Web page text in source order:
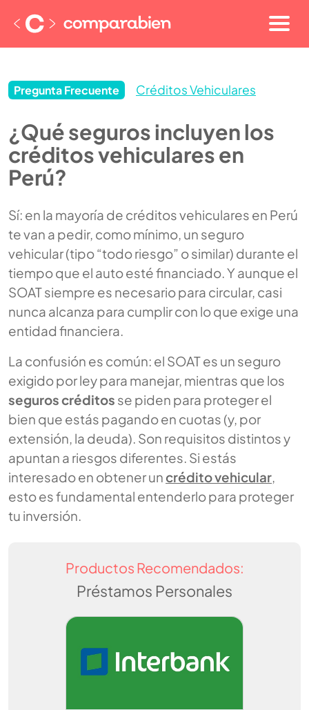
Pregunta Frecuente Créditos Vehiculares
¿Qué seguros incluyen los
créditos vehiculares en
Perú?
Sí: en la mayoría de créditos vehiculares en Perú
te van a pedir, como mínimo, un seguro
vehicular (tipo “todo riesgo” o similar) durante el
tiempo que el auto esté financiado. Y aunque el
SOAT siempre es necesario para circular, casi
nunca alcanza para cumplir con lo que exige una
entidad financiera.
La confusión es común: el SOAT es un seguro
exigido por ley para manejar, mientras que los
seguros créditos se piden para proteger el
bien que estás pagando en cuotas (y, por
extensión, la deuda). Son requisitos distintos y
apuntan a riesgos diferentes. Si estás
interesado en obtener un crédito vehicular,
esto es fundamental entenderlo para proteger
tu inversión.
Productos Recomendados:
Préstamos Personales